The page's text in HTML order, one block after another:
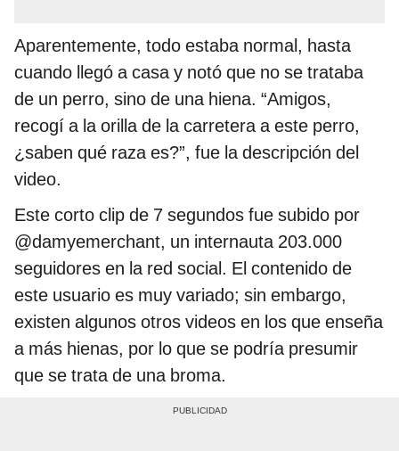
Aparentemente, todo estaba normal, hasta
cuando llegó a casa y notó que no se trataba
de un perro, sino de una hiena. “Amigos,
recogí a la orilla de la carretera a este perro,
¿saben qué raza es?”, fue la descripción del
video.
Este corto clip de 7 segundos fue subido por
@damyemerchant, un internauta 203.000
seguidores en la red social. El contenido de
este usuario es muy variado; sin embargo,
existen algunos otros videos en los que enseña
a más hienas, por lo que se podría presumir
que se trata de una broma.